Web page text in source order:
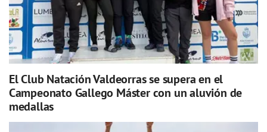
El Club Natación Valdeorras se supera en el
Campeonato Gallego Máster con un aluvión de
medallas